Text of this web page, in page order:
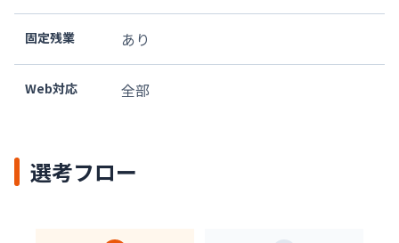
固定残業 あり
Web対応 全部
選考フロー